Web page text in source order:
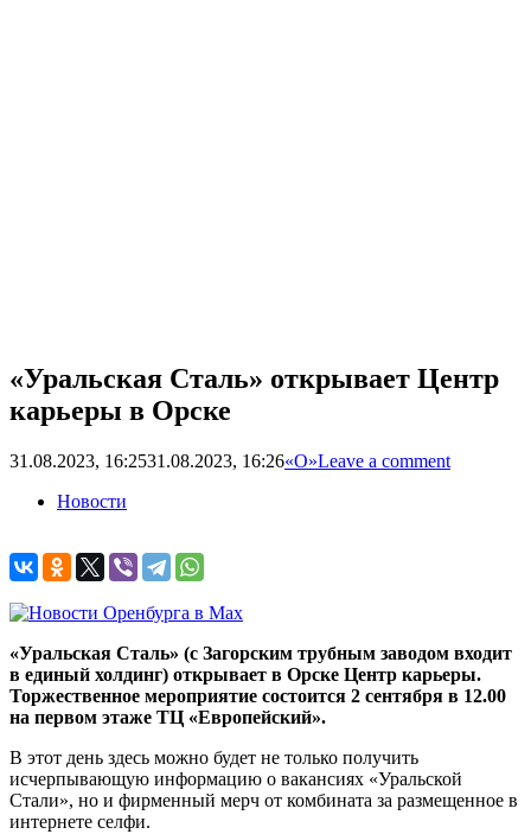
«Уральская Сталь» открывает Центр
карьеры в Орске
31.08.2023, 16:2531.08.2023, 16:26«О»Leave a comment
Новости
«Уральская Сталь» (с Загорским трубным заводом входит
в единый холдинг) открывает в Орске Центр карьеры.
Торжественное мероприятие состоится 2 сентября в 12.00
на первом этаже ТЦ «Европейский».
В этот день здесь можно будет не только получить
исчерпывающую информацию о вакансиях «Уральской
Стали», но и фирменный мерч от комбината за размещенное в
интернете селфи.